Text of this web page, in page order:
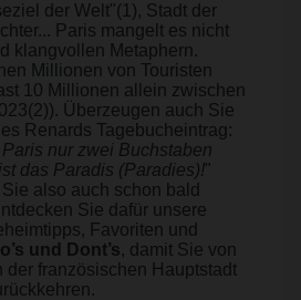
der Welt"(1), Stadt der
Paris mangelt es nicht
klangvollen Metaphern.
Millionen von Touristen
10 Millionen allein zwischen
Überzeugen auch Sie
Renards Tagebucheintrag:
nur zwei Buchstaben
das Paradis (Paradies)!"
also auch schon bald
Sie dafür unsere
Favoriten und
und Dont’s, damit Sie von
der französischen Hauptstadt